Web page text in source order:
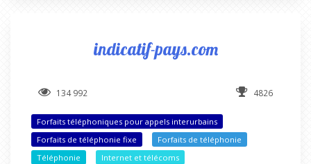
indicatif-pays.com
134 992 4826
Forfaits téléphoniques pour appels interurbains
Forfaits de téléphonie fixe
Forfaits de téléphonie
Téléphonie
Internet et télécoms